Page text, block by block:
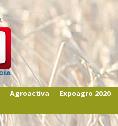
Agroactiva Expoagro 2020